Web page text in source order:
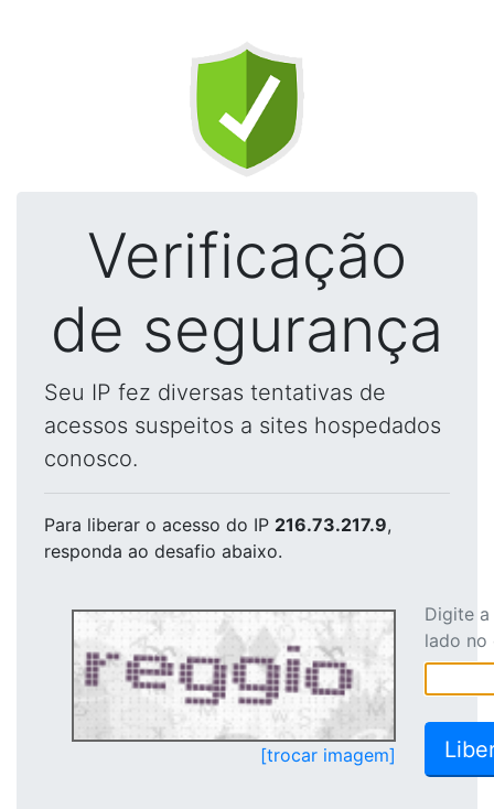
Verificação
de segurança
Seu IP fez diversas tentativas de
acessos suspeitos a sites hospedados
conosco.
Para liberar o acesso do IP 216.73.217.9,
responda ao desafio abaixo.
[trocar imagem]
Digite
lado no